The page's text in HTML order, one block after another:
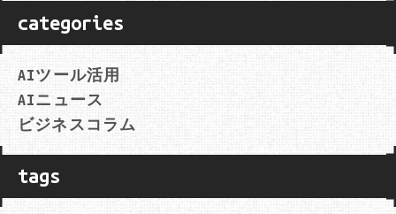
categories
AIツール活用
AIニュース
ビジネスコラム
tags